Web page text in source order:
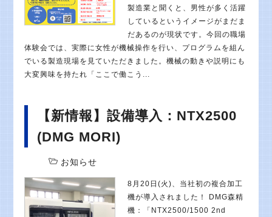
製造業と聞くと、男性が多く活躍
しているというイメージがまだま
だあるのが現状です。今回の職場
体験会では、実際に女性が機械操作を行い、プログラムを組ん
でいる製造現場を見ていただきました。機械の動きや説明にも
大変興味を持たれ「ここで働こう...
【新情報】設備導入：NTX2500
(DMG MORI)
お知らせ
8月20日(火)、当社初の複合加工
機が導入されました！ DMG森精
機：「NTX2500/1500 2nd